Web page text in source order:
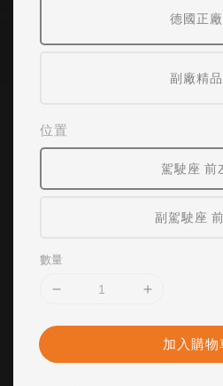
德國正廠
副廠精品
位置
駕駛座 前
副駕駛座
數量
加入購物